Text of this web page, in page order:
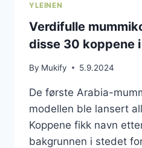
YLEINEN
Verdifulle
disse 30 koppene
By Mukify 5.9.2024
De første Arabia-
modellen ble lansert
Koppene fikk navn
bakgrunnen i stedet